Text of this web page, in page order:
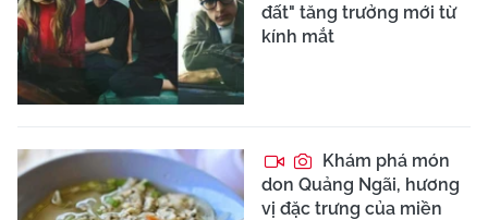
đất" tăng trưởng mới từ
kính mắt
Khám phá món
don Quảng Ngãi, hương
vị đặc trưng của miền